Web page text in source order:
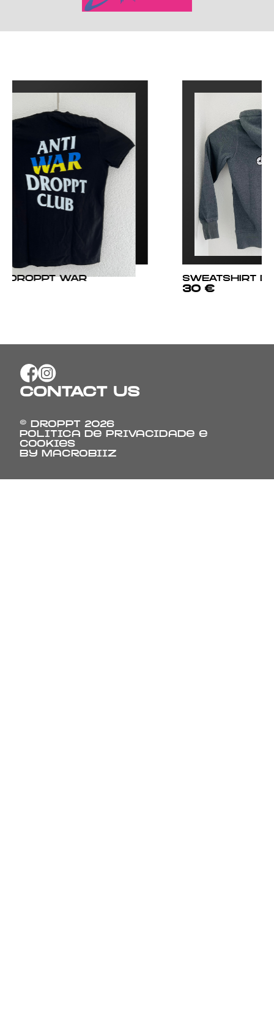
SWEATSHIRT DROPPT Fita
CONTACT US
© Droppt 2026
Politica de Privacidade e
Cookies
By Macrobiiz